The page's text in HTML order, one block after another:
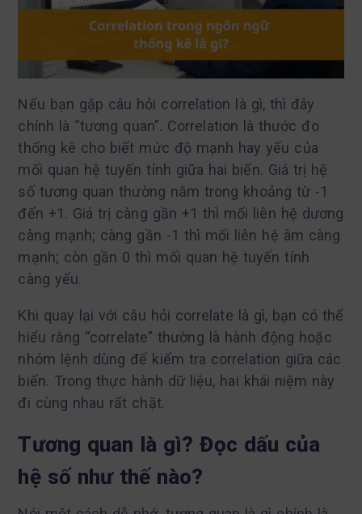
Nếu bạn gặp câu hỏi correlation là gì, thì đây
chính là “tương quan”. Correlation là thước đo
thống kê cho biết mức độ mạnh hay yếu của
mối quan hệ tuyến tính giữa hai biến. Giá trị hệ
số tương quan thường nằm trong khoảng từ -1
đến +1. Giá trị càng gần +1 thì mối liên hệ dương
càng mạnh; càng gần -1 thì mối liên hệ âm càng
mạnh; còn gần 0 thì mối quan hệ tuyến tính
càng yếu.
Khi quay lại với câu hỏi correlate là gì, bạn có thể
hiểu rằng “correlate” thường là hành động hoặc
nhóm lệnh dùng để kiểm tra correlation giữa các
biến. Trong thực hành dữ liệu, hai khái niệm này
đi cùng nhau rất chặt.
Tương quan là gì? Đọc dấu của
hệ số như thế nào?